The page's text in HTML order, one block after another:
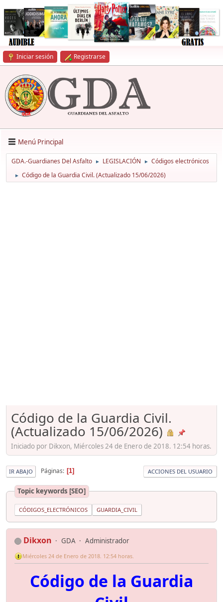
Iniciar sesión Registrarse
Menú Principal
GDA.-Guardianes Del Asfalto ► LEGISLACIÓN ► Códigos electrónicos
► Código de la Guardia Civil. (Actualizado 15/06/2026)
Código de la Guardia Civil.
(Actualizado 15/06/2026)
Iniciado por Dikxon, Miércoles 24 de Enero de 2018. 12:54 horas.
IR ABAJO Páginas 1 ACCIONES DEL USUARIO
Topic keywords [SEO]
CÓDIGOS_ELECTRÓNICOS GUARDIA_CIVIL
Dikxon GDA Administrador
Miércoles 24 de Enero de 2018. 12:54 horas.
Código de la Guardia